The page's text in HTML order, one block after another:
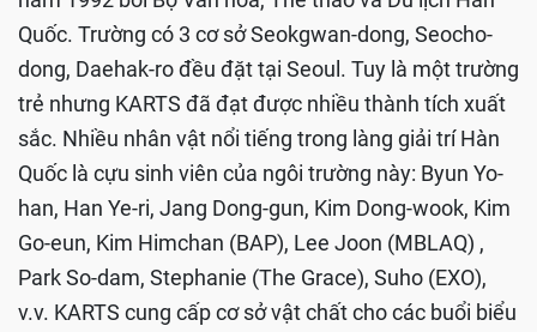
Quốc. Trường có 3 cơ sở Seokgwan-dong, Seocho-
dong, Daehak-ro đều đặt tại Seoul. Tuy là một trường
trẻ nhưng KARTS đã đạt được nhiều thành tích xuất
sắc. Nhiều nhân vật nổi tiếng trong làng giải trí Hàn
Quốc là cựu sinh viên của ngôi trường này: Byun Yo-
han, Han Ye-ri, Jang Dong-gun, Kim Dong-wook, Kim
Go-eun, Kim Himchan (BAP), Lee Joon (MBLAQ) ,
Park So-dam, Stephanie (The Grace), Suho (EXO),
v.v. KARTS cung cấp cơ sở vật chất cho các buổi biểu